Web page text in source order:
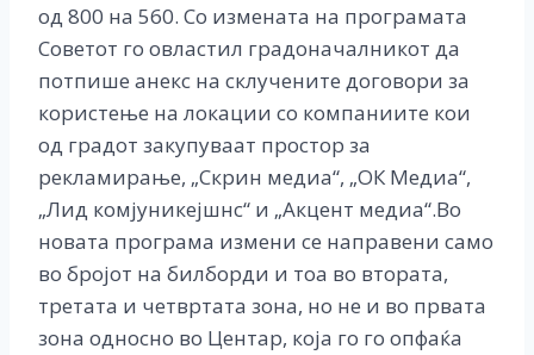
од 800 на 560. Со измената на програмата
Советот го овластил градоначалникот да
потпише анекс на склучените договори за
користење на локации со компаниите кои
од градот закупуваат простор за
рекламирање, „Скрин медиа“, „ОК Медиа“,
„Лид комјуникејшнс“ и „Акцент медиа“.Во
новата програма измени се направени само
во бројот на билборди и тоа во втората,
третата и четвртата зона, но не и во првата
зона односно во Центар, која го го опфаќа